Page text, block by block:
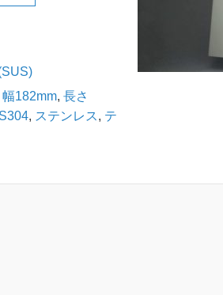
幅182mm, 長さ
, ステンレス, テ